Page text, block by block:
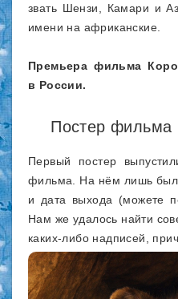
звать Шензи, Камари и
имени на африканские.
Премьера фильма
в России.
Постер фильма
Первый постер
фильма. На нём лишь был
и дата выхода (можете
Нам же удалось найти
каких-либо надписей,